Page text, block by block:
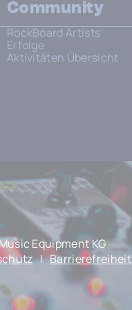
Community
RockBoard Artists
Erfolge
Aktivitäten Übersicht
Equipment KG
| Barrierefreiheit